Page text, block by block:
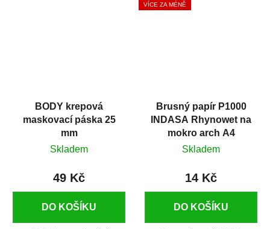
BODY krepová
maskovací páska 25
mm
Skladem
49 Kč
DO KOŠÍKU
VÍCE ZA MÉNĚ
Brusný papír P1000
INDASA Rhynowet na
mokro arch A4
Skladem
14 Kč
DO KOŠÍKU